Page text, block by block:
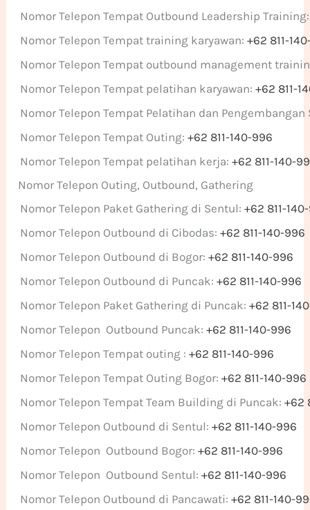
Nomor Telepon Tempat Outbound Leadership
Nomor Telepon Tempat training karyawan:+62 811-
Nomor Telepon Tempat outbound management
Nomor Telepon Tempat pelatihan karyawan:+62 811-
Nomor Telepon Tempat Pelatihan dan Pengembangan
Nomor Telepon Tempat Outing:+62 811-140-996
Nomor Telepon Tempat pelatihan kerja:+62 811-140-
Nomor Telepon Outing, Outbound, Gathering
Nomor Telepon Paket Gathering di Sentul:+62 811-
Nomor Telepon Outbound di Cibodas:+62 811-140-996
Nomor Telepon Outbound di Bogor:+62 811-140-996
Nomor Telepon Outbound di Puncak:+62 811-140-996
Nomor Telepon Paket Gathering di Puncak:+62 811-
Nomor Telepon Outbound Puncak:+62 811-140-996
Nomor Telepon Tempat outing :+62 811-140-996
Nomor Telepon Tempat Outing Bogor:+62 811-140-996
Nomor Telepon Tempat Team Building di Puncak: +62
Nomor Telepon Outbound di Sentul:+62 811-140-996
Nomor Telepon Outbound Bogor:+62 811-140-996
Nomor Telepon Outbound Sentul:+62 811-140-996
Nomor Telepon Outbound di Pancawati:+62 811-140-